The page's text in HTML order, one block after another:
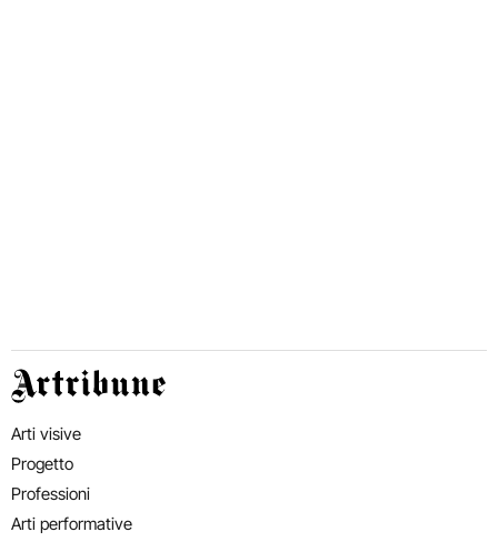
Artribune
Arti visive
Progetto
Professioni
Arti performative